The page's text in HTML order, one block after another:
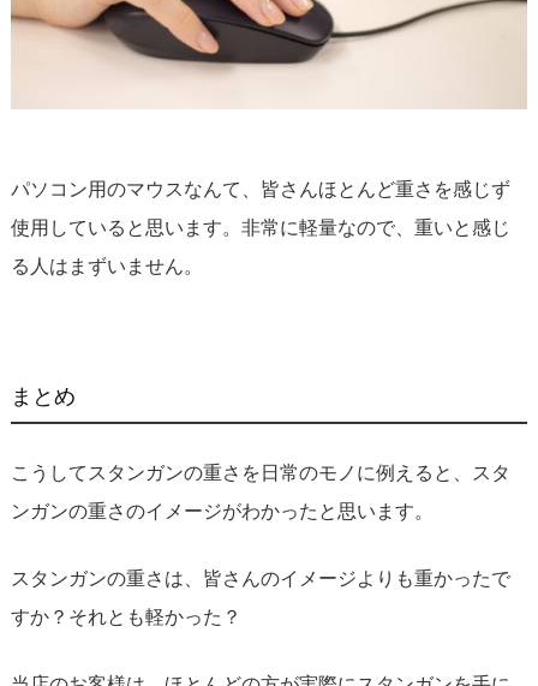
パソコン用のマウスなんて、皆さんほとんど重さを感じず
使用していると思います。非常に軽量なので、重いと感じ
る人はまずいません。
まとめ
こうしてスタンガンの重さを日常のモノに例えると、スタ
ンガンの重さのイメージがわかったと思います。
スタンガンの重さは、皆さんのイメージよりも重かったで
すか？それとも軽かった？